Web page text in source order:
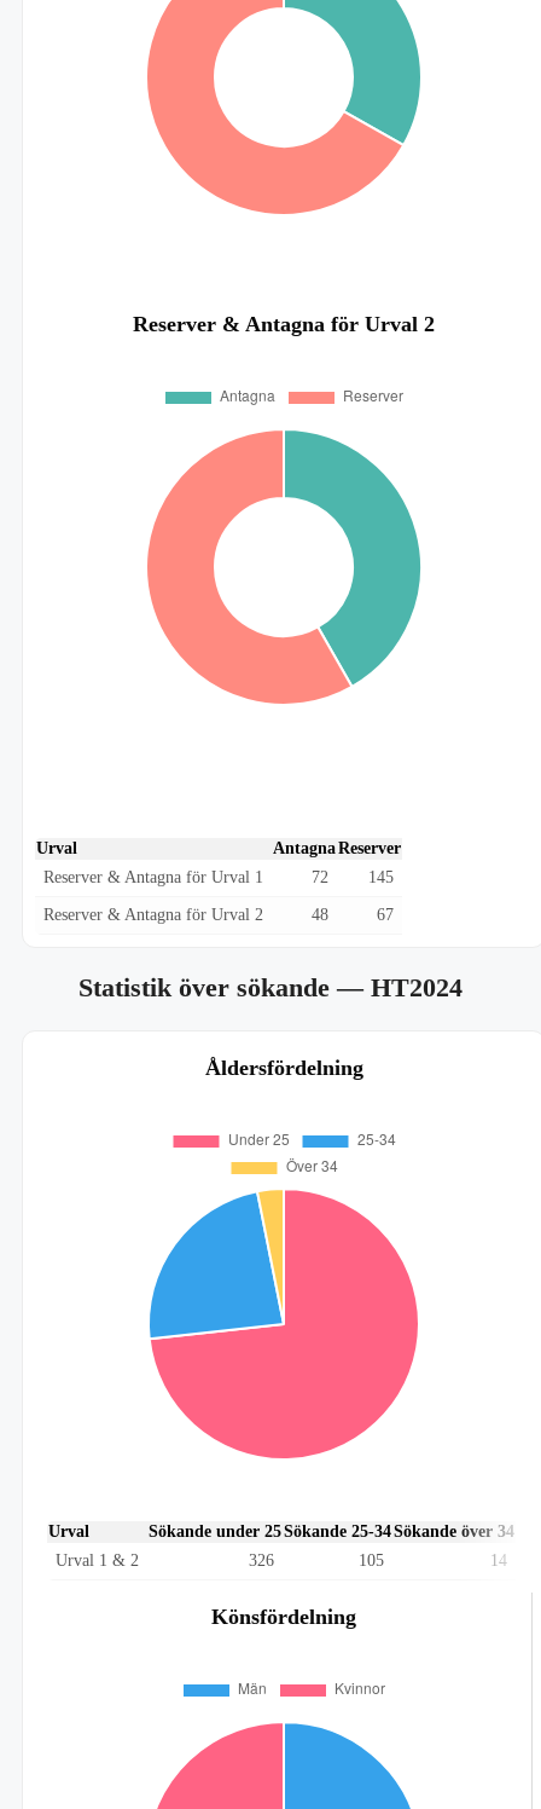
Reserver & Antagna för Urval 2
Urval AntagnaReserver
Reserver & Antagna för Urval 1
72 145
Reserver & Antagna för Urval 2 48 67
Statistik över sökande— HT2024
Åldersfördelning
Urval Sökande under 25Sökande 25-34Sökande över 34
Urval 1 & 2
326 105 14
Könsfördelning